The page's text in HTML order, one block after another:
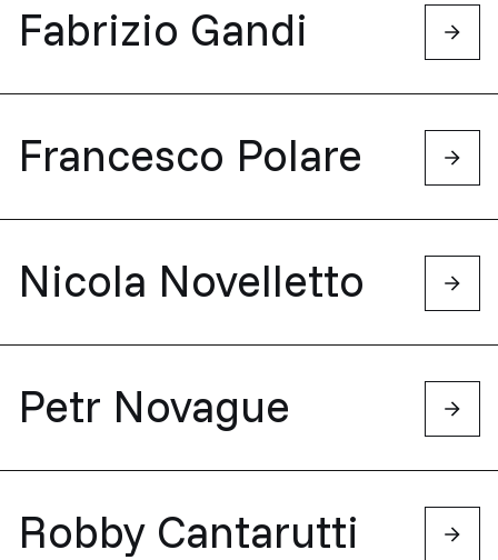
Fabrizio Gandi
Francesco Polare
Nicola Novelletto
Petr Novague
Robby Cantarutti